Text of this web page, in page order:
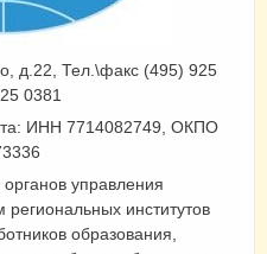
д.22, Тел.\факс (495) 925
0381
ИНН 7714082749, ОКПО
управления
институтов
образования,